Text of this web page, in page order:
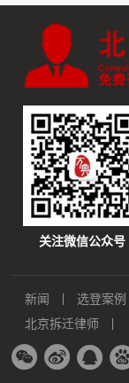
关注微信公众号
新闻 选登案例
北京拆迁律师